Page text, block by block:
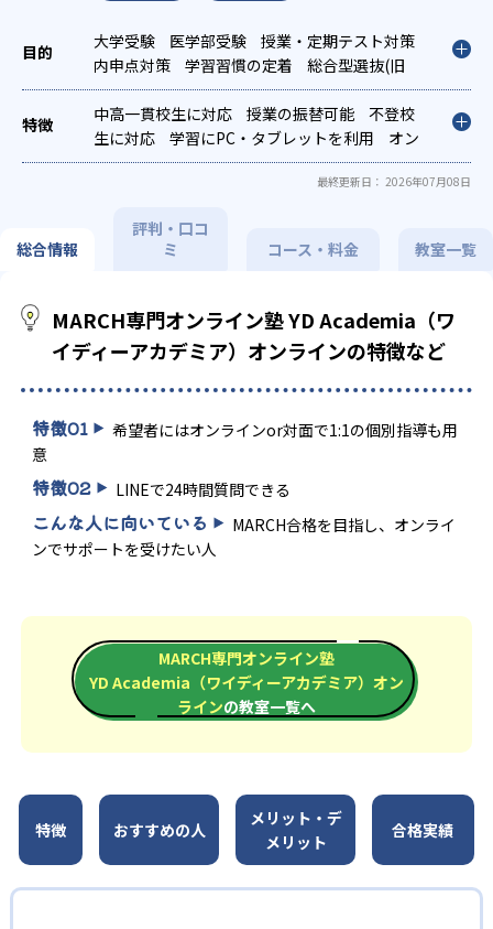
大学受験 医学部受験
授業・定期テスト対策
内申点対策
学習習慣の定着
総合型選抜(旧
AO)対策
推薦入試対策
学校別特化対策
中高一貫校生に対応
授業の振替可能
不登校
生に対応
学習にPC・タブレットを利用
オン
ライン対応
1科目から受講可能
最終更新日： 2026年07月08日
総合情報
評判・口コ
ミ
コース・料金 教室一覧
MARCH専門オンライン塾 YD Academia（ワ
イディーアカデミア）オンラインの特徴など
特徴01
希望者にはオンラインor対面で1:1の個別指導も用
意
特徴02 LINEで24時間質問できる
こんな人に向いている
MARCH合格を目指し、オンライ
ンでサポートを受けたい人
MARCH専門オンライン塾
YD Academia（ワイディーアカデミア）オン
ラインの教室一覧へ
特徴 おすすめの人
メリット・デ
メリット
合格実績